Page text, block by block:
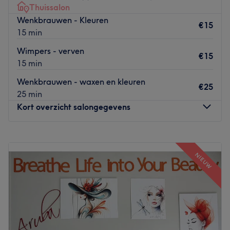
Thuissalon
Wenkbrauwen - Kleuren
15 min
€15
Wimpers - verven
15 min
€15
Wenkbrauwen - waxen en kleuren
25 min
€25
Kort overzicht salongegevens
–15:15
Woensdag
Gesloten
Donderdag
09:00–15:30
09:00
Zaterdag
Gesloten
Zondag
Gesloten
NIEUW